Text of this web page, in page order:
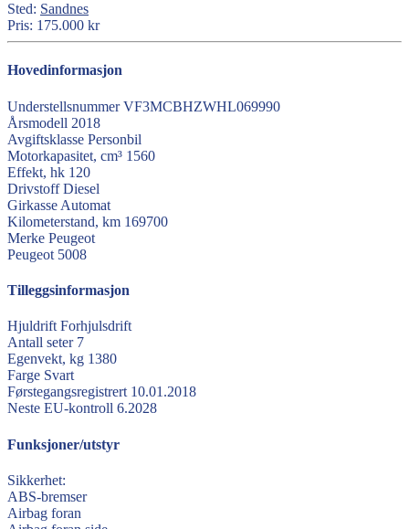
Sted: Sandnes
Pris: 175.000 kr
Hovedinformasjon
Understellsnummer VF3MCBHZWHL069990
Årsmodell 2018
Avgiftsklasse Personbil
Motorkapasitet, cm³ 1560
Effekt, hk 120
Drivstoff Diesel
Girkasse Automat
Kilometerstand, km 169700
Merke Peugeot
Peugeot 5008
Tilleggsinformasjon
Hjuldrift Forhjulsdrift
Antall seter 7
Egenvekt, kg 1380
Farge Svart
Førstegangsregistrert 10.01.2018
Neste EU-kontroll 6.2028
Funksjoner/utstyr
Sikkerhet:
ABS-bremser
Airbag foran